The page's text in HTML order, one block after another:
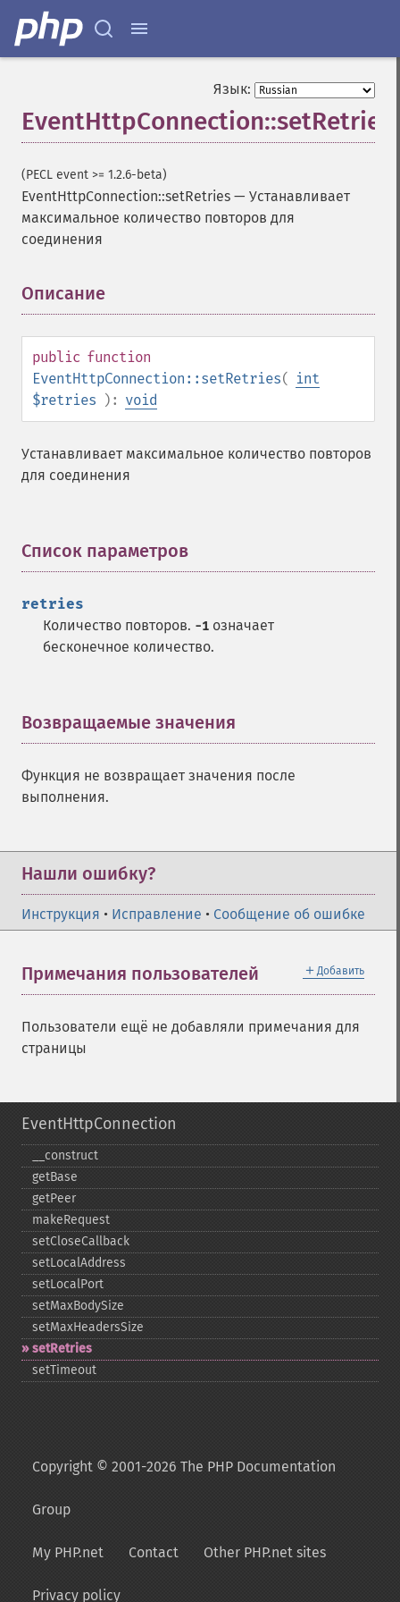
Язык:
EventHttpConnection::setRetries
(PECL event >= 1.2.6-beta)
EventHttpConnection::setRetries — Устанавливает
максимальное количество повторов для
соединения
Описание
public function
EventHttpConnection::setRetries( int
$retries ): void
Устанавливает максимальное количество повторов
для соединения
Список параметров
retries
Количество повторов. -1 означает
бесконечное количество.
Возвращаемые значения
Функция не возвращает значения после
выполнения.
Нашли ошибку?
Инструкция • Исправление • Сообщение об ошибке
＋ Добавить
Примечания пользователей
Пользователи ещё не добавляли примечания для
страницы
EventHttpConnection
_​_​construct
getBase
getPeer
makeRequest
setCloseCallback
setLocalAddress
setLocalPort
setMaxBodySize
setMaxHeadersSize
setRetries
setTimeout
Copyright © 2001-2026 The PHP Documentation
Group
My PHP.net Contact Other PHP.net sites
Privacy policy